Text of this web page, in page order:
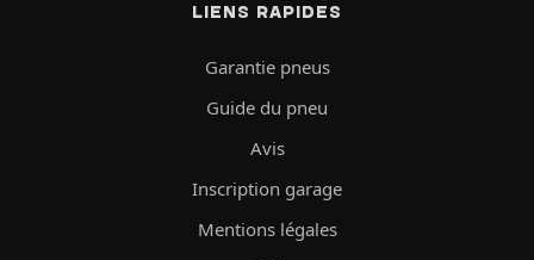
LIENS RAPIDES
Garantie pneus
Guide du pneu
Avis
Inscription garage
Mentions légales